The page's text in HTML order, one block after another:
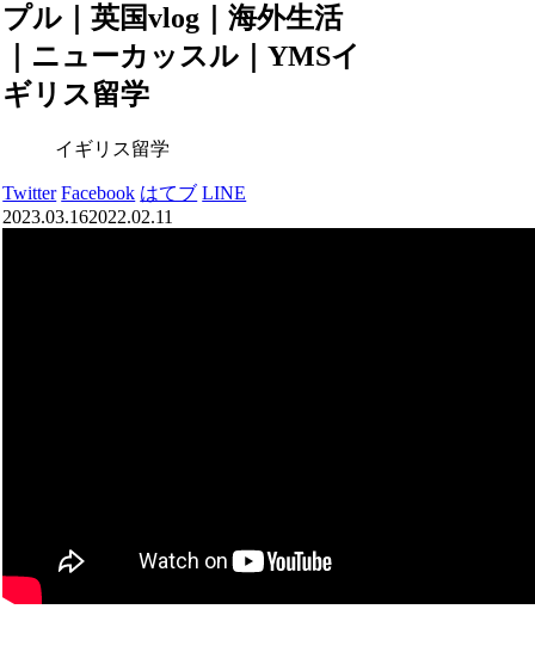
プル｜英国vlog｜海外生活
｜ニューカッスル｜YMSイ
ギリス留学
イギリス留学
Twitter Facebook はてブ LINE
2023.03.162022.02.11